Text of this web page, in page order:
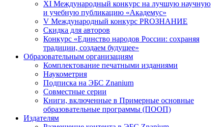
XI Международный конкурс на лучшую научную
и учебную публикацию «Академус»
V Международный конкурс PROЗНАНИЕ
Скидка для авторов
Конкурс «Единство народов России: сохраняя
традиции, создаем будущее»
Образовательным организациям
Комплектование печатными изданиями
Наукометрия
Подписка на ЭБС Znanium
Совместные серии
Книги, включенные в Примерные основные
образовательные программы (ПООП)
Издателям